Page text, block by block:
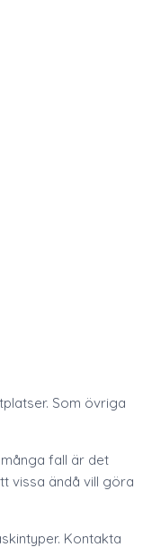
Som övriga
fall är det
vissa ändå vill göra
Kontakta